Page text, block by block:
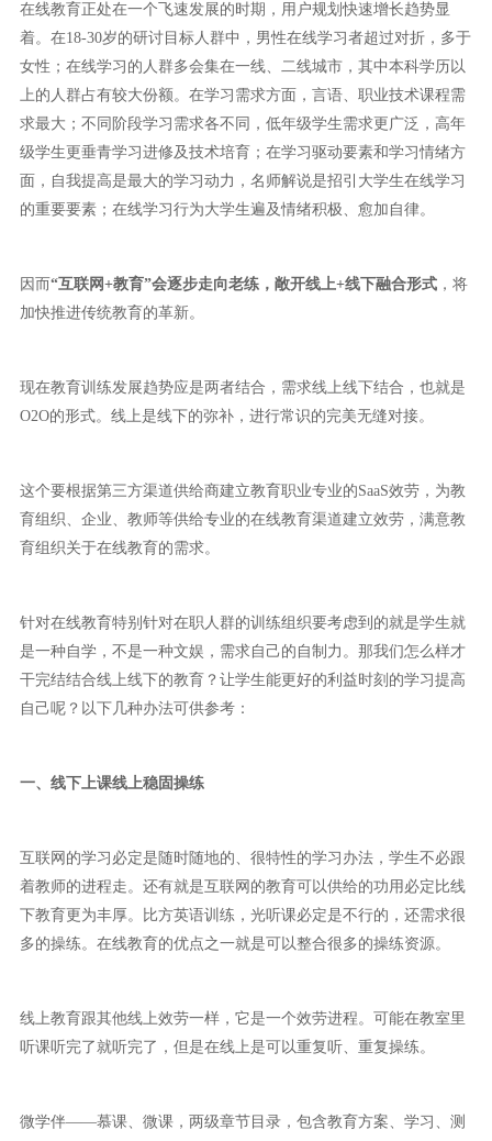
在线教育正处在一个飞速发展的时期，用户规划快速增长趋势显
着。在18-30岁的研讨目标人群中，男性在线学习者超过对折，多于
女性；在线学习的人群多会集在一线、二线城市，其中本科学历以
上的人群占有较大份额。在学习需求方面，言语、职业技术课程需
求最大；不同阶段学习需求各不同，低年级学生需求更广泛，高年
级学生更垂青学习进修及技术培育；在学习驱动要素和学习情绪方
面，自我提高是最大的学习动力，名师解说是招引大学生在线学习
的重要要素；在线学习行为大学生遍及情绪积极、愈加自律。
因而“互联网+教育”会逐步走向老练，敞开线上+线下融合形式 ，将
加快推进传统教育的革新。
现在教育训练发展趋势应是两者结合，需求线上线下结合，也就是
O2O的形式。线上是线下的弥补，进行常识的完美无缝对接。
这个要根据第三方渠道供给商建立教育职业专业的SaaS效劳，为教
育组织、企业、教师等供给专业的在线教育渠道建立效劳，满意教
育组织关于在线教育的需求。
针对在线教育特别针对在职人群的训练组织要考虑到的就是学生就
是一种自学，不是一种文娱，需求自己的自制力。那我们怎么样才
干完结结合线上线下的教育？让学生能更好的利益时刻的学习提高
自己呢？以下几种办法可供参考：
一、线下上课线上稳固操练
互联网的学习必定是随时随地的、很特性的学习办法，学生不必跟
着教师的进程走。还有就是互联网的教育可以供给的功用必定比线
下教育更为丰厚。比方英语训练，光听课必定是不行的，还需求很
多的操练。在线教育的优点之一就是可以整合很多的操练资源。
线上教育跟其他线上效劳一样，它是一个效劳进程。可能在教室里
听课听完了就听完了，但是在线上是可以重复听、重复操练。
微学伴——慕课、微课，两级章节目录，包含教育方案、学习、测